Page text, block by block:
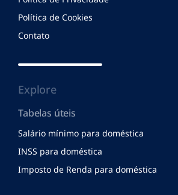
Política de Cookies
Contato
Explore
Tabelas úteis
Salário mínimo para doméstica
INSS para doméstica
Imposto de Renda para doméstica